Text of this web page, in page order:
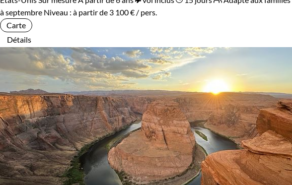
Âge des enfants
Les 6/9 ans
Les 14/16 ans
Confort
Bivouac, sous tente Standard
Supérieur Haut de gamme
Itinérance
à septembre Niveau : à partir de 3 100 € / pers.
Carte
Détails